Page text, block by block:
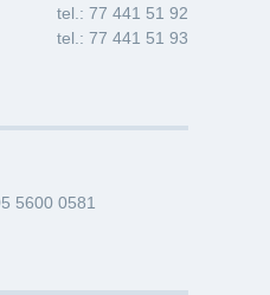
tel.: 77 441 51 92
tel.: 77 441 51 93
5600 0581